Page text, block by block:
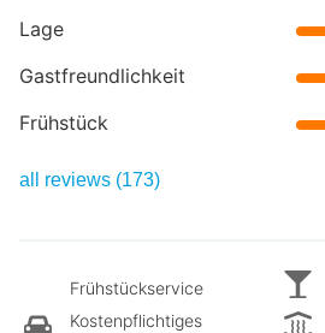
Lage
Gastfreundlichkeit
Frühstück
all reviews (173)
Frühstückservice
Kostenpflichtiges